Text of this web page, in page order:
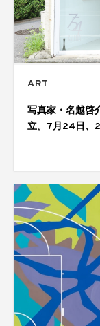
ART
写真家・名越啓
立。7月24日、